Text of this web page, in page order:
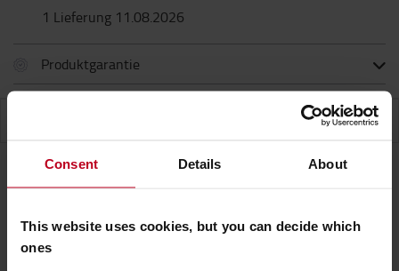
Consent Details About
This website uses cookies, but you can decide which
ones
1 Lieferung 11.08.2026
Produktgarantie